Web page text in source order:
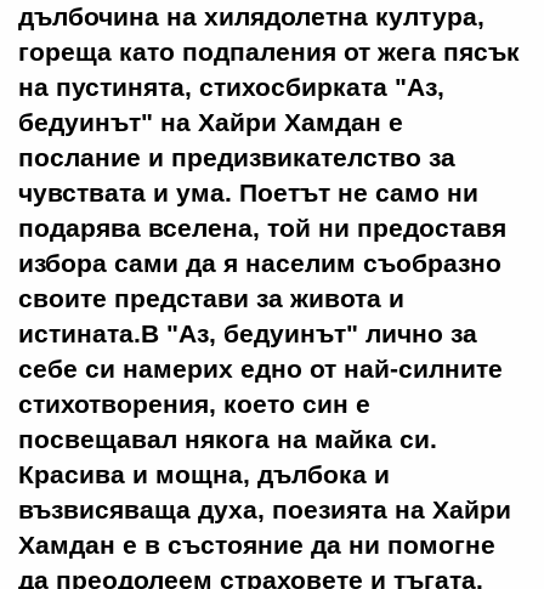
дълбочина на хилядолетна култура,
гореща като подпаления от жега пясък
на пустинята, стихосбирката "Аз,
бедуинът" на Хайри Хамдан е
послание и предизвикателство за
чувствата и ума. Поетът не само ни
подарява вселена, той ни предоставя
избора сами да я населим съобразно
своите представи за живота и
истината.В "Аз, бедуинът" лично за
себе си намерих едно от най-силните
стихотворения, което син е
посвещавал някога на майка си.
Красива и мощна, дълбока и
възвисяваща духа, поезията на Хайри
Хамдан е в състояние да ни помогне
да преодолеем страховете и тъгата.